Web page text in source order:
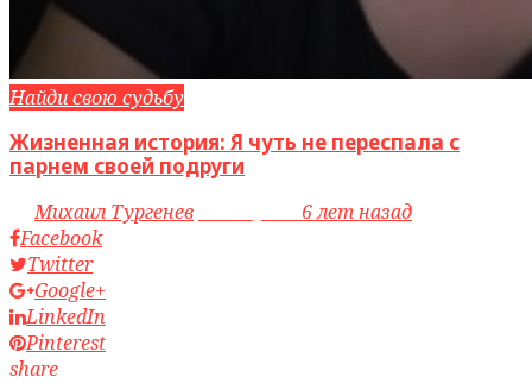
Найди свою судьбу
Жизненная история: Я чуть не переспала с
парнем своей подруги
byМихаил Тургенев
6 лет назад
Facebook
Twitter
Google+
LinkedIn
Pinterest
share